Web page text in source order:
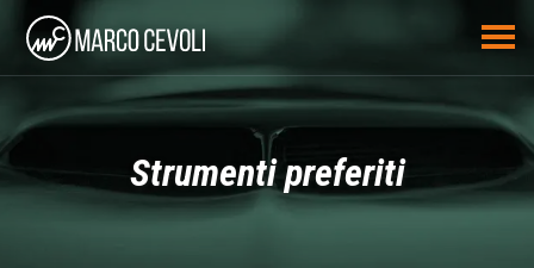
Strumenti preferiti